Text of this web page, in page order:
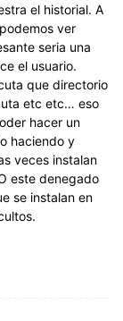
el historial. A
ver
seria una
el usuario.
que directorio
etc etc… eso
hacer un
haciendo y
veces instalan
este denegado
se instalan en